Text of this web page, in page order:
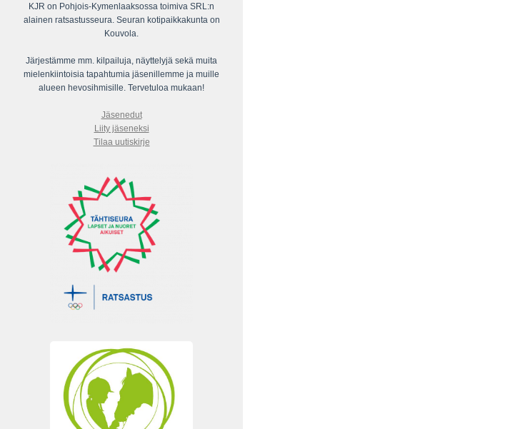
KJR on Pohjois-Kymenlaaksossa toimiva SRL:n
alainen ratsastusseura. Seuran kotipaikkakunta on
Kouvola.
Järjestämme mm. kilpailuja, näyttelyjä sekä muita
mielenkiintoisia tapahtumia jäsenillemme ja muille
alueen hevosihmisille. Tervetuloa mukaan!
Jäsenedut
Liity jäseneksi
Tilaa uutiskirje